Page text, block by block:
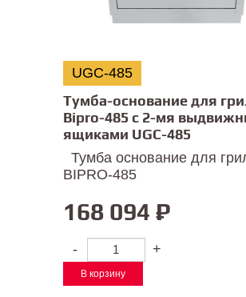
UGC-485
Тумба-основание для
Bipro-485 с 2-мя
ящиками UGC-485
Тумба основание для
BIPRO-485
168 094 ₽
- +
В корзину